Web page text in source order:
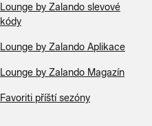
Lounge by Zalando slevové
kódy
Lounge by Zalando Aplikace
Lounge by Zalando Magazín
Favoriti příští sezóny